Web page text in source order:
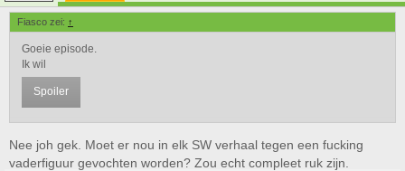
Fiasco zei: ↑
Goeie episode.
Ik wil
Spoiler
Nee joh gek. Moet er nou in elk SW verhaal tegen een fucking
vaderfiguur gevochten worden? Zou echt compleet ruk zijn.